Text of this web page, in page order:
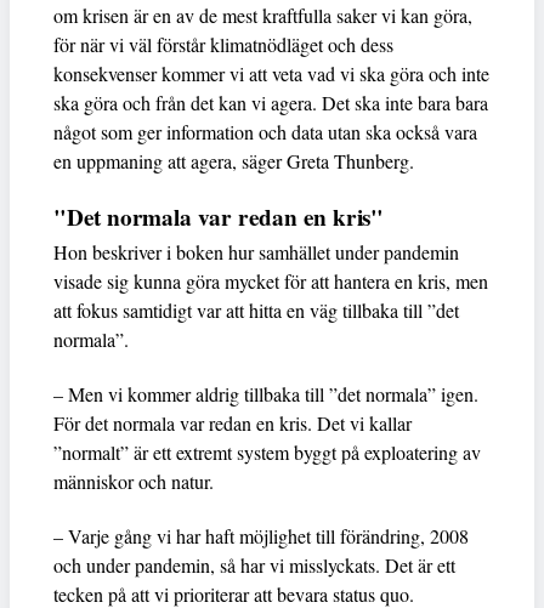
om krisen är en av de mest kraftfulla saker vi kan göra,
för när vi väl förstår klimatnödläget och dess
konsekvenser kommer vi att veta vad vi ska göra och inte
ska göra och från det kan vi agera. Det ska inte bara bara
något som ger information och data utan ska också vara
en uppmaning att agera, säger Greta Thunberg.
"Det normala var redan en kris"
Hon beskriver i boken hur samhället under pandemin
visade sig kunna göra mycket för att hantera en kris, men
att fokus samtidigt var att hitta en väg tillbaka till ”det
normala”.
– Men vi kommer aldrig tillbaka till ”det normala” igen.
För det normala var redan en kris. Det vi kallar
”normalt” är ett extremt system byggt på exploatering av
människor och natur.
– Varje gång vi har haft möjlighet till förändring, 2008
och under pandemin, så har vi misslyckats. Det är ett
tecken på att vi prioriterar att bevara status quo.